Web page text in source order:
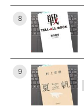
8
9